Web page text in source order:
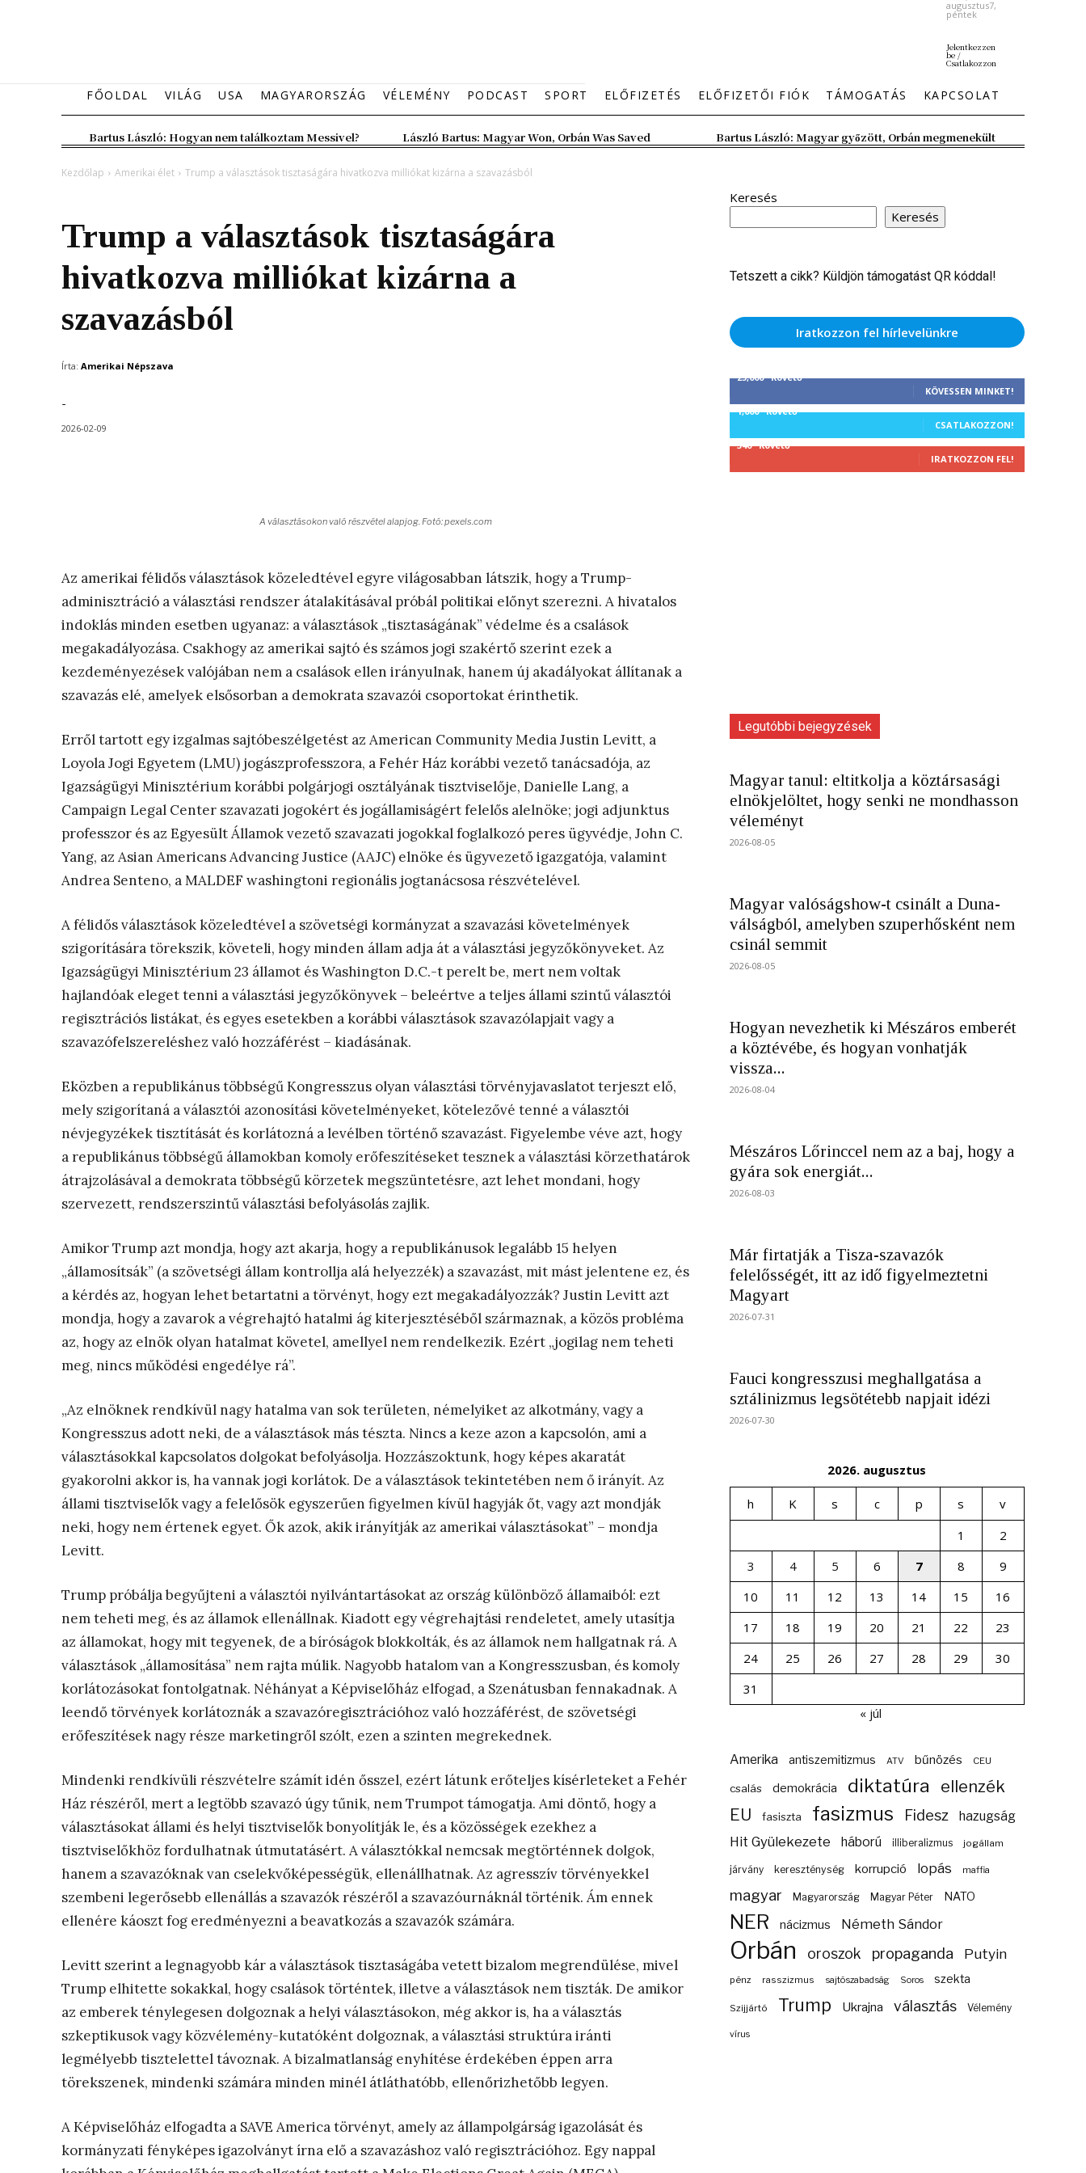
augusztus7,
péntek
Jelentkezzen
be /
Csatlakozzon
FŐOLDAL VILÁG USA MAGYARORSZÁG VÉLEMÉNY PODCAST SPORT ELŐFIZETÉS ELŐFIZETŐI FIÓK TÁMOGATÁS KAPCSOLAT
Bartus László: Hogyan nem találkoztam Messivel? László Bartus: Magyar Won, Orbán Was Saved Bartus László: Magyar győzött, Orbán megmenekült
Kezdőlap Amerikai élet Trump a választások tisztaságára hivatkozva milliókat kizárna a szavazásból
Trump a választások tisztaságára
hivatkozva milliókat kizárna a
szavazásból
Írta: Amerikai Népszava
-
2026-02-09
A választásokon való részvétel alapjog. Fotó: pexels.com
Az amerikai félidős választások közeledtével egyre világosabban látszik, hogy a Trump-
adminisztráció a választási rendszer átalakításával próbál politikai előnyt szerezni. A hivatalos
indoklás minden esetben ugyanaz: a választások „tisztaságának” védelme és a csalások
megakadályozása. Csakhogy az amerikai sajtó és számos jogi szakértő szerint ezek a
kezdeményezések valójában nem a csalások ellen irányulnak, hanem új akadályokat állítanak a
szavazás elé, amelyek elsősorban a demokrata szavazói csoportokat érinthetik.
Erről tartott egy izgalmas sajtóbeszélgetést az American Community Media Justin Levitt, a
Loyola Jogi Egyetem (LMU) jogászprofesszora, a Fehér Ház korábbi vezető tanácsadója, az
Igazságügyi Minisztérium korábbi polgárjogi osztályának tisztviselője, Danielle Lang, a
Campaign Legal Center szavazati jogokért és jogállamiságért felelős alelnöke; jogi adjunktus
professzor és az Egyesült Államok vezető szavazati jogokkal foglalkozó peres ügyvédje, John C.
Yang, az Asian Americans Advancing Justice (AAJC) elnöke és ügyvezető igazgatója, valamint
Andrea Senteno, a MALDEF washingtoni regionális jogtanácsosa részvételével.
A félidős választások közeledtével a szövetségi kormányzat a szavazási követelmények
szigorítására törekszik, követeli, hogy minden állam adja át a választási jegyzőkönyveket. Az
Igazságügyi Minisztérium 23 államot és Washington D.C.-t perelt be, mert nem voltak
hajlandóak eleget tenni a választási jegyzőkönyvek – beleértve a teljes állami szintű választói
regisztrációs listákat, és egyes esetekben a korábbi választások szavazólapjait vagy a
szavazófelszereléshez való hozzáférést – kiadásának.
Eközben a republikánus többségű Kongresszus olyan választási törvényjavaslatot terjeszt elő,
mely szigorítaná a választói azonosítási követelményeket, kötelezővé tenné a választói
névjegyzékek tisztítását és korlátozná a levélben történő szavazást. Figyelembe véve azt, hogy
a republikánus többségű államokban komoly erőfeszítéseket tesznek a választási körzethatárok
átrajzolásával a demokrata többségű körzetek megszüntetésre, azt lehet mondani, hogy
szervezett, rendszerszintű választási befolyásolás zajlik.
Amikor Trump azt mondja, hogy azt akarja, hogy a republikánusok legalább 15 helyen
„államosítsák” (a szövetségi állam kontrollja alá helyezzék) a szavazást, mit mást jelentene ez, és
a kérdés az, hogyan lehet betartatni a törvényt, hogy ezt megakadályozzák? Justin Levitt azt
mondja, hogy a zavarok a végrehajtó hatalmi ág kiterjesztéséből származnak, a közös probléma
az, hogy az elnök olyan hatalmat követel, amellyel nem rendelkezik. Ezért „jogilag nem teheti
meg, nincs működési engedélye rá”.
„Az elnöknek rendkívül nagy hatalma van sok területen, némelyiket az alkotmány, vagy a
Kongresszus adott neki, de a választások más tészta. Nincs a keze azon a kapcsolón, ami a
választásokkal kapcsolatos dolgokat befolyásolja. Hozzászoktunk, hogy képes akaratát
gyakorolni akkor is, ha vannak jogi korlátok. De a választások tekintetében nem ő irányít. Az
állami tisztviselők vagy a felelősök egyszerűen figyelmen kívül hagyják őt, vagy azt mondják
neki, hogy nem értenek egyet. Ők azok, akik irányítják az amerikai választásokat” – mondja
Levitt.
Trump próbálja begyűjteni a választói nyilvántartásokat az ország különböző államaiból: ezt
nem teheti meg, és az államok ellenállnak. Kiadott egy végrehajtási rendeletet, amely utasítja
az államokat, hogy mit tegyenek, de a bíróságok blokkolták, és az államok nem hallgatnak rá. A
választások „államosítása” nem rajta múlik. Nagyobb hatalom van a Kongresszusban, és komoly
korlátozásokat fontolgatnak. Néhányat a Képviselőház elfogad, a Szenátusban fennakadnak. A
leendő törvények ​​korlátoznák a szavazóregisztrációhoz való hozzáférést, de szövetségi
erőfeszítések nagy része marketingről szólt, ezen a szinten megrekednek.
Mindenki rendkívüli részvételre számít idén ősszel, ezért látunk erőteljes kísérleteket a Fehér
Ház részéről, mert a legtöbb szavazó úgy tűnik, nem Trumpot támogatja. Ami döntő, hogy a
választásokat állami és helyi tisztviselők bonyolítják le, és a közösségek ezekhez a
tisztviselőkhöz fordulhatnak útmutatásért. A választókkal nemcsak megtörténnek dolgok,
hanem a szavazóknak van cselekvőképességük, ellenállhatnak. Az agresszív törvényekkel
szembeni legerősebb ellenállás a szavazók részéről a szavazóurnáknál történik. Ám ennek
ellenére káoszt fog eredményezni a beavatkozás a szavazók számára.
Levitt szerint a legnagyobb kár a választások tisztaságába vetett bizalom megrendülése, mivel
Trump elhitette sokakkal, hogy csalások történtek, illetve a választások nem tiszták. De amikor
az emberek ténylegesen dolgoznak a helyi választásokon, még akkor is, ha a választás
szkeptikusok vagy közvélemény-kutatóként dolgoznak, a választási struktúra iránti
legmélyebb tisztelettel távoznak. A bizalmatlanság enyhítése érdekében éppen arra
törekszenek, mindenki számára minden minél átláthatóbb, ellenőrizhetőbb legyen.
A Képviselőház elfogadta a SAVE America törvényt, amely az állampolgárság igazolását és
kormányzati fényképes igazolványt írna elő a szavazáshoz való regisztrációhoz. Egy nappal
Keresés
Keresés
Tetszett a cikk? Küldjön támogatást QR kóddal!
Iratkozzon fel hírlevelünkre
25,000 Követő
KÖVESSEN MINKET!
1,000 Követő
CSATLAKOZZON!
340 Követő
IRATKOZZON FEL!
Legutóbbi bejegyzések
Magyar tanul: eltitkolja a köztársasági
elnökjelöltet, hogy senki ne mondhasson
véleményt
2026-08-05
Magyar valóságshow-t csinált a Duna-
válságból, amelyben szuperhősként nem
csinál semmit
2026-08-05
Hogyan nevezhetik ki Mészáros emberét
a köztévébe, és hogyan vonhatják
vissza...
2026-08-04
Mészáros Lőrinccel nem az a baj, hogy a
gyára sok energiát...
2026-08-03
Már firtatják a Tisza-szavazók
felelősségét, itt az idő figyelmeztetni
Magyart
2026-07-31
Fauci kongresszusi meghallgatása a
sztálinizmus legsötétebb napjait idézi
2026-07-30
2026. augusztus
h K s c p s
v
1
2
3
4 5 6 7 8
9
10
11 12 13 14 15
16
17
18 19 20 21 22
23
24
25 26 27 28 29
30
31
« júl
Amerika antiszemitizmus ATV bűnözés CEU
csalás demokrácia diktatúra ellenzék
EU fasiszta fasizmus Fidesz hazugság
Hit Gyülekezete háború illiberalizmus jogállam
járvány kereszténység korrupció lopás maffia
magyar Magyarország Magyar Péter NATO
NER nácizmus Németh Sándor
Orbán oroszok propaganda Putyin
pénz rasszizmus sajtószabadság Soros szekta
Szijjártó Trump Ukrajna választás Vélemény
vírus